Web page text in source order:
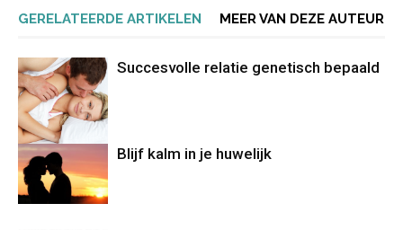
GERELATEERDE ARTIKELEN MEER VAN DEZE AUTEUR
Succesvolle relatie genetisch bepaald
Blijf kalm in je huwelijk